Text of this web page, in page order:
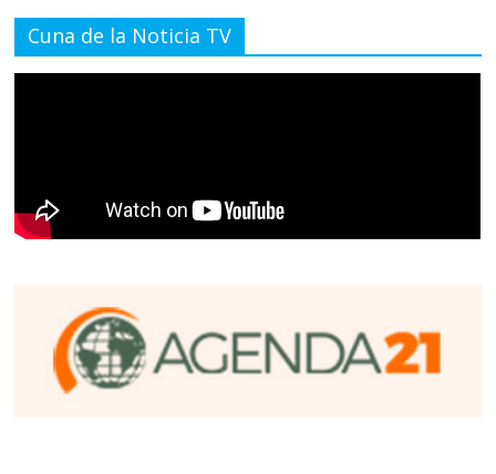
Cuna de la Noticia TV